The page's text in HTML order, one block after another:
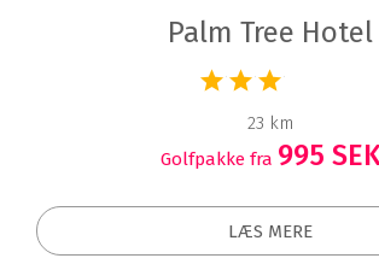
Palm Tree Hotel
23 km
Golfpakke fra 995
LÆS MERE